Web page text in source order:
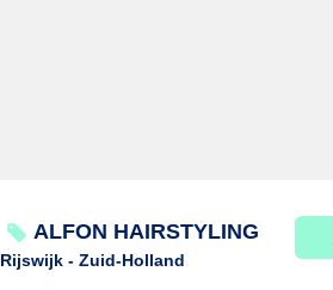
ALFON HAIRSTYLING
Rijswijk - Zuid-Holland